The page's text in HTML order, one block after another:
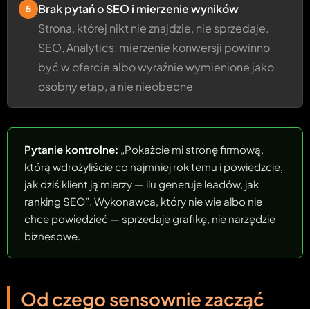
5
Brak pytań o SEO i mierzenie wyników
Strona, której nikt nie znajdzie, nie sprzedaje.
SEO, Analytics, mierzenie konwersji powinno
być w ofercie albo wyraźnie wymienione jako
osobny etap, a nie nieobecne
Pytanie kontrolne: „Pokażcie mi stronę firmową,
którą wdrożyliście co najmniej rok temu i powiedzcie,
jak dziś klient ją mierzy — ilu generuje leadów, jak
ranking SEO”. Wykonawca, który nie wie albo nie
chce powiedzieć — sprzedaje grafikę, nie narzędzie
biznesowe.
Od czego sensownie zacząć